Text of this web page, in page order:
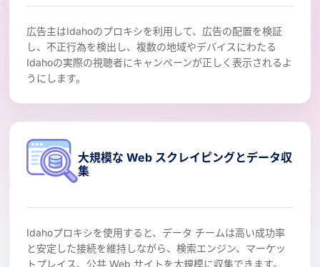
広告主はIdahoのプロキシを利用して、広告の配置を検証
し、不正行為を検出し、複数の地域やデバイスにわたる
Idahoの実際の視聴者にキャンペーンが正しく表示されるよ
うにします。
大規模な Web スクレイピングとデータ収
集
Idahoプロキシを使用すると、データ チームは高い成功率
と安定した接続を維持しながら、検索エンジン、マーケッ
トプレイス、公共 Web サイトを大規模に収集できます。